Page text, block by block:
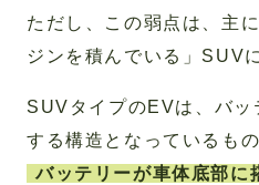
ただし、この弱点は、主
ジンを積んでいる」SUV
SUVタイプのEVは、バッ
する構造となっているも
バッテリーが車体底部に